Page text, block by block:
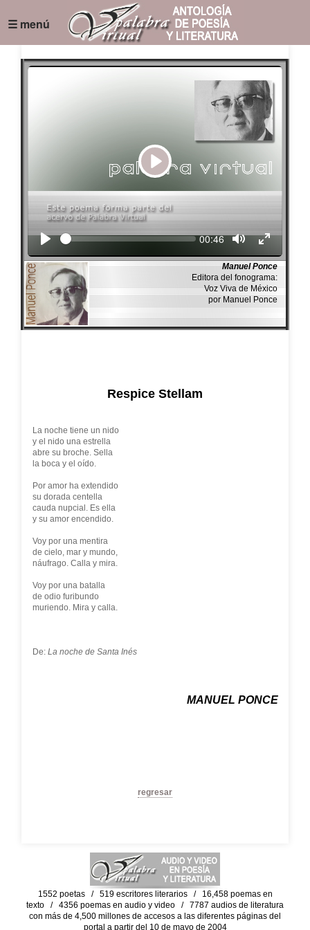
☰ menú
Play
Seek Current
00:46
Manuel Ponce
Editora del fonograma:
Voz Viva de México
por Manuel Ponce
Respice Stellam
La noche tiene un nido
y el nido una estrella
abre su broche. Sella
la boca y el oído.
Por amor ha extendido
su dorada centella
cauda nupcial. Es ella
y su amor encendido.
Voy por una mentira
de cielo, mar y mundo,
náufrago. Calla y mira.
Voy por una batalla
de odio furibundo
muriendo. Mira y calla.
De: La noche de Santa Inés
MANUEL PONCE
regresar
1552 poetas / 519 escritores literarios / 16,458 poemas en
texto / 4356 poemas en audio y video / 7787 audios de literatura
con más de 4,500 millones de accesos a las diferentes páginas del
portal a partir del 10 de mayo de 2004